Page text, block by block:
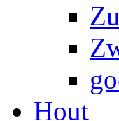
Hout